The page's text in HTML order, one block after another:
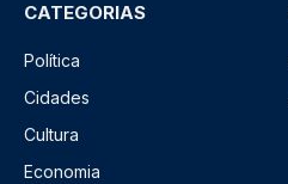
CATEGORIAS
Política
Cidades
Cultura
Economia